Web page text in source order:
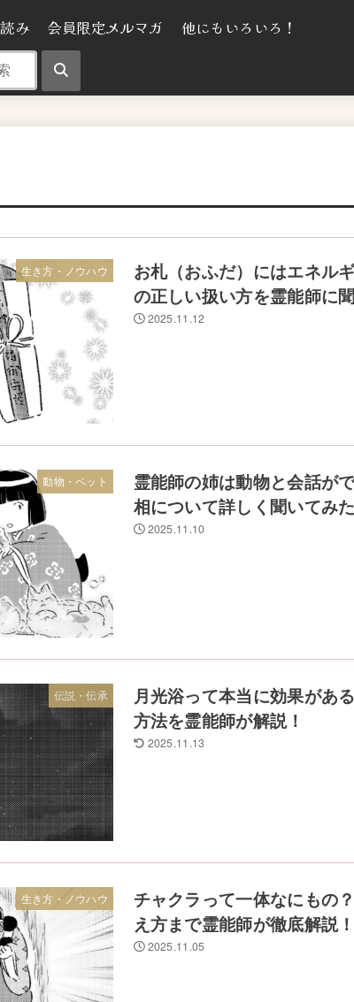
み 会員限定メルマガ 他にもいろいろ！
生き方・ノウハウ
お札（おふだ）にはエネル
の正しい扱い方を霊能師に
2025.11.12
動物・ペット
霊能師の姉は動物と会話が
相について詳しく聞いてみた
2025.11.10
伝説・伝承
月光浴って本当に効果があ
方法を霊能師が解説！
2025.11.13
生き方・ノウハウ
チャクラって一体なにもの
え方まで霊能師が徹底解説！
2025.11.05